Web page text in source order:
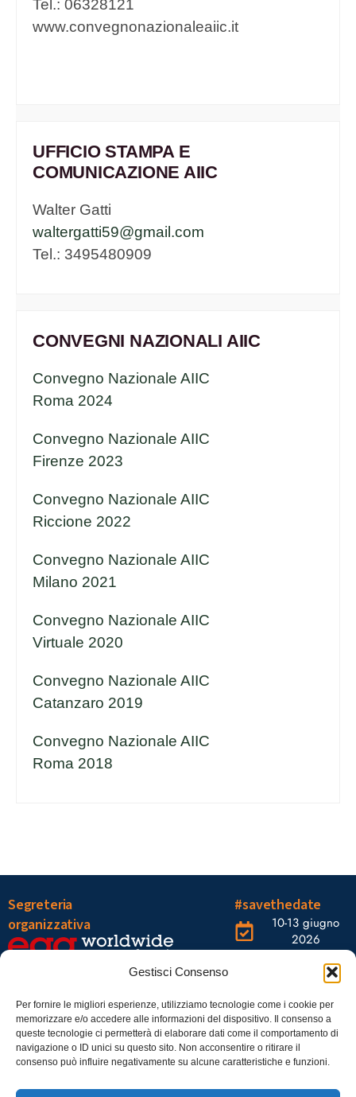
Gestisci Consenso
Per fornire le migliori esperienze, utilizziamo tecnologie come i cookie per
memorizzare e/o accedere alle informazioni del dispositivo. Il consenso a
queste tecnologie ci permetterà di elaborare dati come il comportamento di
navigazione o ID unici su questo sito. Non acconsentire o ritirare il
consenso può influire negativamente su alcune caratteristiche e funzioni.
Tel.: 06328121
www.convegnonazionaleaiic.it
UFFICIO STAMPA E
COMUNICAZIONE AIIC
Walter Gatti
waltergatti59@gmail.com
Tel.: 3495480909
CONVEGNI NAZIONALI AIIC
Convegno Nazionale AIIC
Roma 2024
Convegno Nazionale AIIC
Firenze 2023
Convegno Nazionale AIIC
Riccione 2022
Convegno Nazionale AIIC
Milano 2021
Convegno Nazionale AIIC
Virtuale 2020
Convegno Nazionale AIIC
Catanzaro 2019
Convegno Nazionale AIIC
Roma 2018
Segreteria
organizzativa
Tel.: 06328121
infoaiic2026@ega.it
#savethedate
10-13 giugno
2026
OGR Torino
Castelfidardo,
22 10128
Torino
SCARICA
ICS